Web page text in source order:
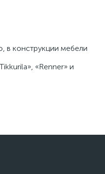
в конструкции мебели
«Renner» и